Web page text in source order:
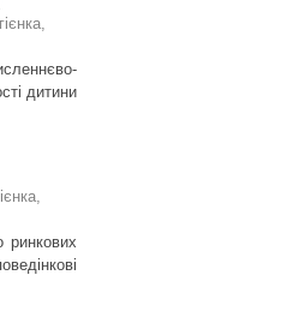
,
дитини
,
ринкових